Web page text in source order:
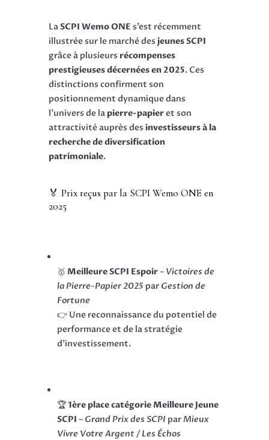
LaSCPI Wemo ONE s’est récemment
illustrée sur le marché des jeunes SCPI
grâce à plusieurs récompenses
prestigieuses décernées en 2025. Ces
distinctions confirment son
positionnement dynamique dans
l’univers de la pierre-papieret son
attractivité auprès des investisseurs à la
recherche de diversification
patrimoniale.
🏅 Prix reçus par la SCPI Wemo ONE en
2025
🥇 Meilleure SCPI Espoir– Victoires de
la Pierre-Papier 2025 par Gestion de
Fortune
👉 Une reconnaissance du potentiel de
performance et de la stratégie
d’investissement.
🏆1ère place catégorie Meilleure Jeune
SCPI – Grand Prix des SCPI parMieux
Vivre Votre Argent / Les Échos